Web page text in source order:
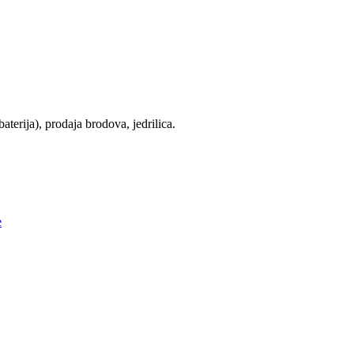
prodaja brodova, jedrilica.